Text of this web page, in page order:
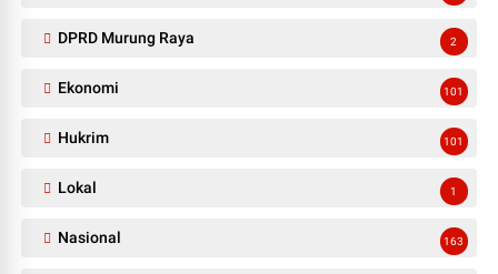
DPRD Murung Raya 2
Ekonomi 101
Hukrim 101
Lokal 1
Nasional 163